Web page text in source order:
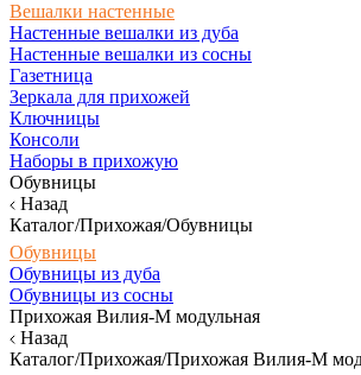
Вешалки настенные
Настенные вешалки из дуба
Настенные вешалки из сосны
Газетница
Зеркала для прихожей
Ключницы
Консоли
Наборы в прихожую
Обувницы
Назад
Каталог/Прихожая/Обувницы
Обувницы
Обувницы из дуба
Обувницы из сосны
Прихожая Вилия-М модульная
Назад
Каталог/Прихожая/Прихожая Вилия-М